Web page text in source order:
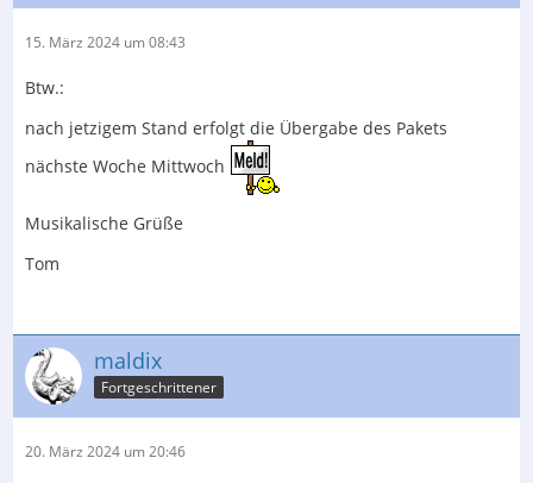
15. März 2024 um 08:43
Btw.:
nach jetzigem Stand erfolgt die Übergabe des Pakets
nächste Woche Mittwoch
Musikalische Grüße
Tom
maldix
Fortgeschrittener
20. März 2024 um 20:46